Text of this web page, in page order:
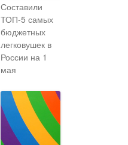
Составили
ТОП-5 самых
бюджетных
легковушек в
России на 1
мая